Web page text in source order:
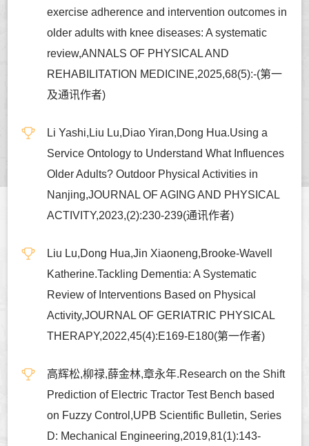
exercise adherence and intervention outcomes in
older adults with knee diseases: A systematic
review,ANNALS OF PHYSICAL AND
REHABILITATION MEDICINE,2025,68(5):-(第一
及通讯作者)
Li Yashi,Liu Lu,Diao Yiran,Dong Hua.Using a
Service Ontology to Understand What Influences
Older Adults? Outdoor Physical Activities in
Nanjing,JOURNAL OF AGING AND PHYSICAL
ACTIVITY,2023,(2):230-239(通讯作者)
Liu Lu,Dong Hua,Jin Xiaoneng,Brooke-Wavell
Katherine.Tackling Dementia: A Systematic
Review of Interventions Based on Physical
Activity,JOURNAL OF GERIATRIC PHYSICAL
THERAPY,2022,45(4):E169-E180(第一作者)
高辉松,柳禄,薛金林,章永年.Research on the Shift
Prediction of Electric Tractor Test Bench based
on Fuzzy Control,UPB Scientific Bulletin, Series
D: Mechanical Engineering,2019,81(1):143-